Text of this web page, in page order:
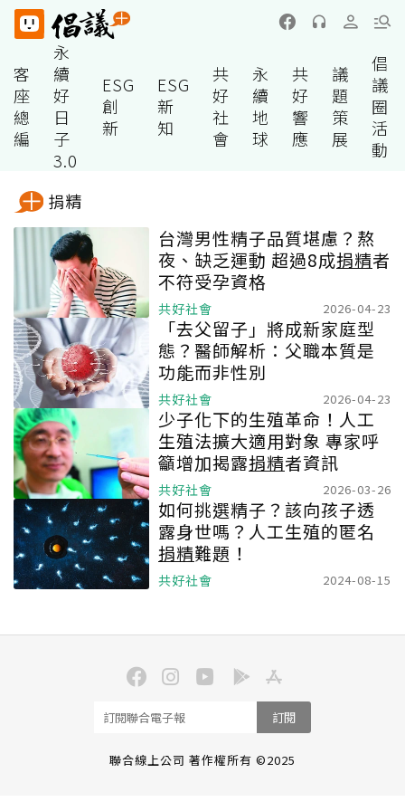
客
座
總
編
永
續
好
日
子
3.0
ESG
創
新
ESG
新
知
共
好
社
會
永
續
地
球
共
好
響
應
議
題
策
展
倡
議
圈
活
動
捐精
台灣男性精子品質堪慮？熬
夜、缺乏運動 超過8成捐精者
不符受孕資格
共好社會 2026-04-23
「去父留子」將成新家庭型
態？醫師解析：父職本質是
功能而非性別
共好社會 2026-04-23
少子化下的生殖革命！人工
生殖法擴大適用對象 專家呼
籲增加揭露捐精者資訊
共好社會 2026-03-26
如何挑選精子？該向孩子透
露身世嗎？人工生殖的匿名
捐精難題！
共好社會 2024-08-15
訂閱
聯合線上公司 著作權所有 ©2025